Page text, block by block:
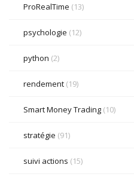
ProRealTime (13)
psychologie (12)
python (2)
rendement (19)
Smart Money Trading (10)
stratégie (91)
suivi actions (15)